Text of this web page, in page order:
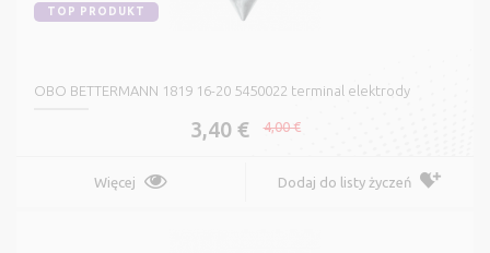
TOP PRODUKT
OBO BETTERMANN 1819 16-20 5450022 terminal elektrody
3,40 € 4,00 €
Więcej Dodaj do listy życzeń